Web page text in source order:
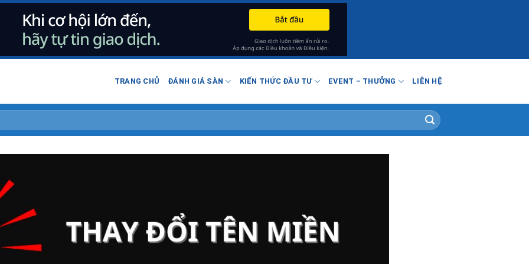
TRANG CHỦ ĐÁNH GIÁ SÀN KIẾN THỨC ĐẦU TƯ EVENT – THƯỞNG LIÊN HỆ